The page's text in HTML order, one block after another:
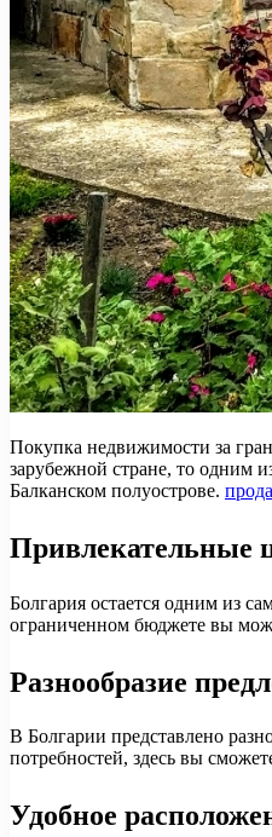
Покупка недвижимости за
зарубежной стране, то одним
Балканском полуострове.
Привлекательные
Болгария остается одним из
ограниченном бюджете вы
Разнообразие
В Болгарии представлено
потребностей, здесь вы
Удобное